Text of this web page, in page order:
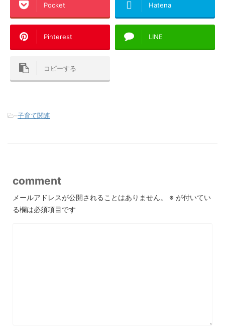
Pocket Hatena
Pinterest LINE
コピーする
-子育て関連
comment
メールアドレスが公開されることはありません。 ※ が付いてい
る欄は必須項目です